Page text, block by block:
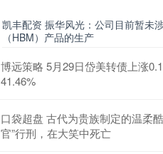
凯丰配资 振华风光：公司目前暂未
（HBM）产品的生产
博远策略 5月29日岱美转债上涨
41.46%
口袋超盘 古代为贵族制定的温柔
官”行刑，在大笑中死亡